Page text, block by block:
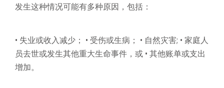
发生这种情况可能有多种原因，包括：
• 失业或收入减少； • 受伤或生病； • 自然灾害; • 家庭人
员去世或发生其他重大生命事件，或 • 其他账单或支出
增加。